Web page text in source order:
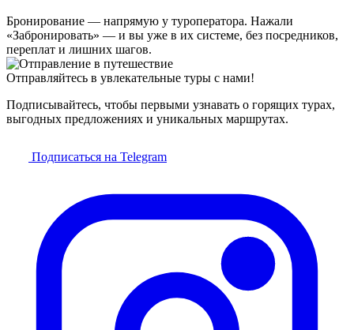
Бронирование — напрямую у туроператора. Нажали
«Забронировать» — и вы уже в их системе, без посредников,
переплат и лишних шагов.
Отправляйтесь в увлекательные туры с нами!
Подписывайтесь, чтобы первыми узнавать о горящих турах,
выгодных предложениях и уникальных маршрутах.
Подписаться на Telegram